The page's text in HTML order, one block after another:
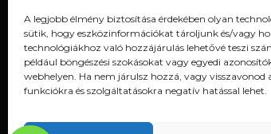
A legjobb élmény biztosítása érdekében olyan
sütik, hogy eszközinformációkat tároljunk és/vagy
technológiákhoz való hozzájárulás lehetővé teszi
például böngészési szokásokat vagy egyedi
webhelyen. Ha nem járulsz hozzá, vagy visszavonod
funkciókra és szolgáltatásokra negatív hatással lehet.